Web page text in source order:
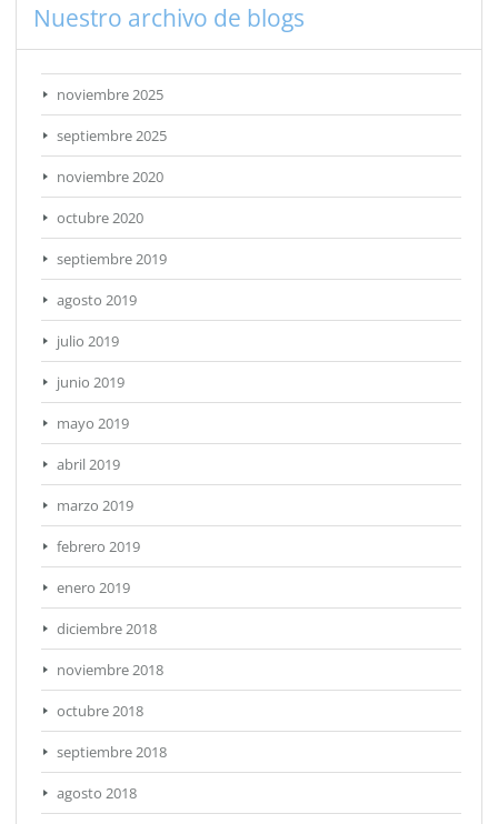
Nuestro archivo de blogs
noviembre 2025
septiembre 2025
noviembre 2020
octubre 2020
septiembre 2019
agosto 2019
julio 2019
junio 2019
mayo 2019
abril 2019
marzo 2019
febrero 2019
enero 2019
diciembre 2018
noviembre 2018
octubre 2018
septiembre 2018
agosto 2018